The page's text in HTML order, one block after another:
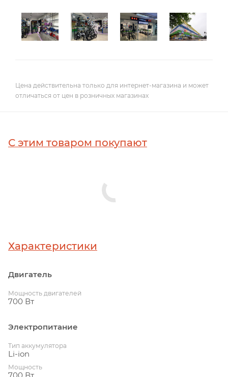
Цена действительна только для интернет-магазина и может
отличаться от цен в розничных магазинах
С этим товаром покупают
Характеристики
Двигатель
Мощность двигателей
700 Вт
Электропитание
Тип аккумулятора
Li-ion
Мощность
700 Вт